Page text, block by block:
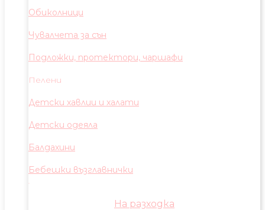
Обиколници
Чувалчета за сън
Подложки, протектори, чаршафи
Пелени
Детски хавлии и халати
Детски одеяла
Балдахини
Бебешки възглавнички
На разходка